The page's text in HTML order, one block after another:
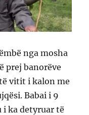
nga mosha
prej banorëve
vitit i kalon me
Babai i 9
i ka detyruar të